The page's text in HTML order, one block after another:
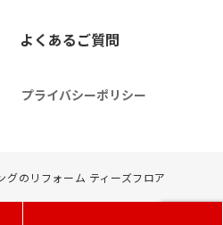
よくあるご質問
プライバシーポリシー
のリフォーム ティーズフロア